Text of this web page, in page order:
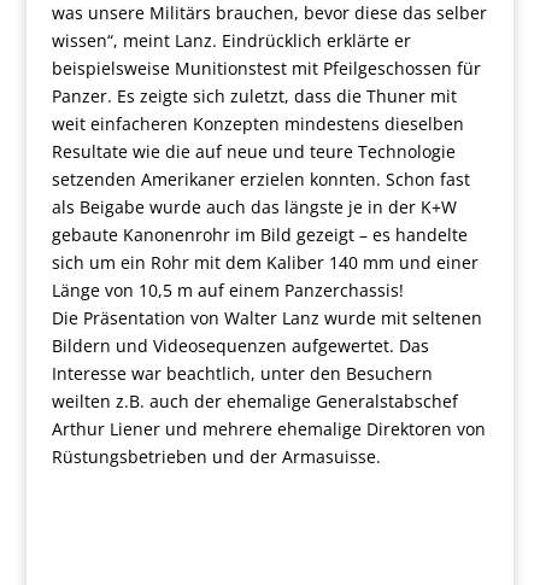
was unsere Militärs brauchen, bevor diese das selber
wissen“, meint Lanz. Eindrücklich erklärte er
beispielsweise Munitionstest mit Pfeilgeschossen für
Panzer. Es zeigte sich zuletzt, dass die Thuner mit
weit einfacheren Konzepten mindestens dieselben
Resultate wie die auf neue und teure Technologie
setzenden Amerikaner erzielen konnten. Schon fast
als Beigabe wurde auch das längste je in der K+W
gebaute Kanonenrohr im Bild gezeigt – es handelte
sich um ein Rohr mit dem Kaliber 140 mm und einer
Länge von 10,5 m auf einem Panzerchassis!
Die Präsentation von Walter Lanz wurde mit seltenen
Bildern und Videosequenzen aufgewertet. Das
Interesse war beachtlich, unter den Besuchern
weilten z.B. auch der ehemalige Generalstabschef
Arthur Liener und mehrere ehemalige Direktoren von
Rüstungsbetrieben und der Armasuisse.